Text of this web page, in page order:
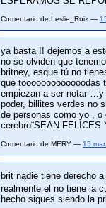
Comentario de Leslie_Ruiz —
ya basta !! dejemos a
no se olviden que
britney, esque tú no
que
empiezan a ser notar …y
poder, billites verdes no
de personas como yo ,
cerebro¨SEAN
Comentario de MERY — 15
brit nadie tiene derecho
realmente el no tiene la
hecho sigues siendo la